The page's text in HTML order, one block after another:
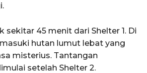
sekitar 45 menit dari Shelter 1. Di
hutan lumut lebat yang
misterius. Tantangan
setelah Shelter 2.